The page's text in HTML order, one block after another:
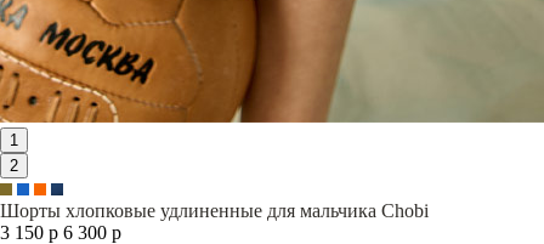
1
2
Шорты хлопковые удлиненные для мальчика Chobi
3 150 р 6 300 р